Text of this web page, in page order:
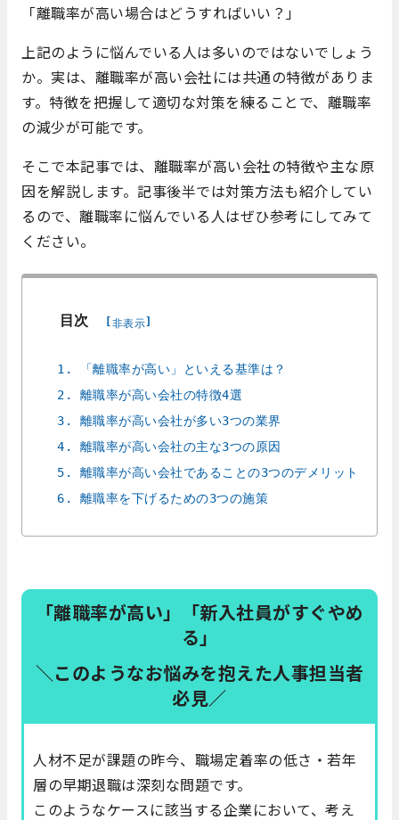
「離職率が高い場合はどうすればいい？」
上記のように悩んでいる人は多いのではないでしょう
か。実は、離職率が高い会社には共通の特徴がありま
す。特徴を把握して適切な対策を練ることで、離職率
の減少が可能です。
そこで本記事では、離職率が高い会社の特徴や主な原
因を解説します。記事後半では対策方法も紹介してい
るので、離職率に悩んでいる人はぜひ参考にしてみて
ください。
目次 非表示
1. 「離職率が高い」といえる基準は？
2. 離職率が高い会社の特徴4選
3. 離職率が高い会社が多い3つの業界
4. 離職率が高い会社の主な3つの原因
5. 離職率が高い会社であることの3つのデメリット
6. 離職率を下げるための3つの施策
「離職率が高い」「新入社員がすぐやめ
る」
＼このようなお悩みを抱えた人事担当者
必見／
人材不足が課題の昨今、職場定着率の低さ・若年
層の早期退職は深刻な問題です。
このようなケースに該当する企業において、考え